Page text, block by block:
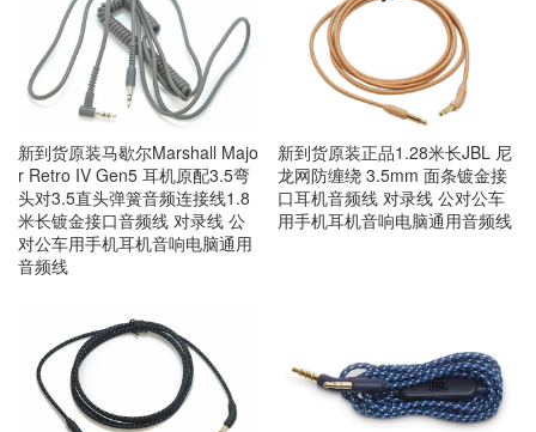
新到货原装马歇尔Marshall Majo
r Retro IV Gen5 耳机原配3.5弯
头对3.5直头弹簧音频连接线1.8
米长镀金接口音频线 对录线 公
对公车用手机耳机音响电脑通用
音频线
新到货原装正品1.28米长JBL 尼
龙网防缠绕 3.5mm 面条镀金接
口耳机音频线 对录线 公对公车
用手机耳机音响电脑通用音频线